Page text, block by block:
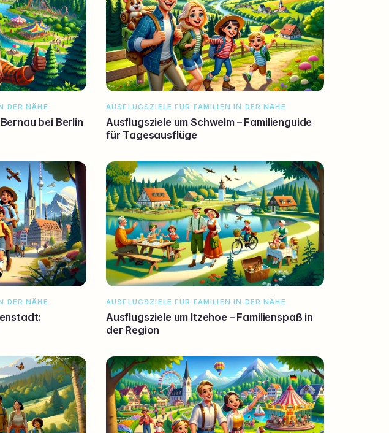
DER NÄHE
bei Berlin
AUSFLUGSZIELE FÜR FAMILIEN IN DER NÄHE
Ausflugsziele um Schwelm – Familienguide
für Tagesausflüge
DER NÄHE AUSFLUGSZIELE FÜR FAMILIEN IN DER NÄHE
Ausflugsziele um Itzehoe – Familienspaß in
der Region